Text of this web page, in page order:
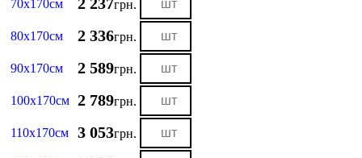
70х170см грн.
80х170см 2 336грн.
90х170см 2 589грн.
100х170см 2 789грн.
110х170см 3 053грн.